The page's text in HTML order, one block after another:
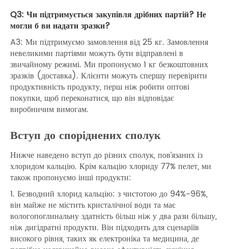
Q3: Чи підтримується закупівля дрібних партій? Не
могли б ви надати зразки?
A3: Ми підтримуємо замовлення від 25 кг. Замовлення
невеликими партіями можуть бути відправлені в
звичайному режимі. Ми пропонуємо 1 кг безкоштовних
зразків (доставка). Клієнти можуть спершу перевірити
продуктивність продукту, перш ніж робити оптові
покупки, щоб переконатися, що він відповідає
виробничим вимогам.
Вступ до споріднених сполук
Нижче наведено вступ до різних сполук, пов’язаних із
хлоридом кальцію. Крім кальцію хлориду 77% пелет, ми
також пропонуємо інші продукти:
1. Безводний хлорид кальцію: з чистотою до 94%-96%,
він майже не містить кристалічної води та має
вологопоглинальну здатність більш ніж у два рази більшу,
ніж дигідратні продукти. Він підходить для сценаріїв
високого рівня, таких як електроніка та медицина, де